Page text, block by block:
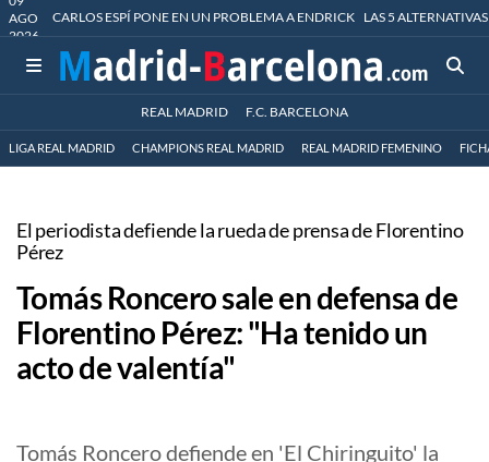
AGO
2026
CARLOS ESPÍ PONE EN UN PROBLEMA A ENDRICK LAS 5
REAL MADRID F.C. BARCELONA
LIGA REAL MADRID CHAMPIONS REAL MADRID REAL MADRID FEMENINO
El periodista defiende la rueda de prensa de Florentino
Pérez
Tomás Roncero sale en defensa de
Florentino Pérez: "Ha tenido un
acto de valentía"
Tomás Roncero defiende en 'El Chiringuito' la